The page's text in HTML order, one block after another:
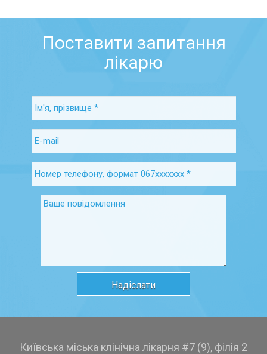
Поставити запитання
лікарю
Київська міська клінічна лікарня #7 (9), філія 2